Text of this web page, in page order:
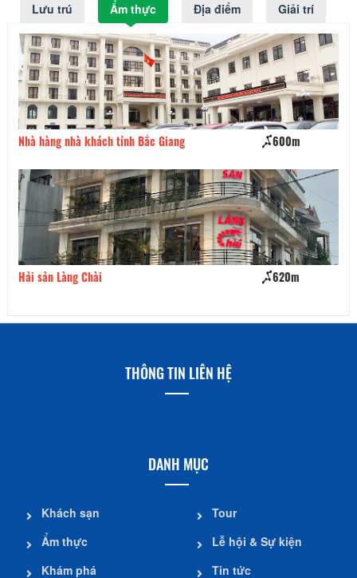
Lưu trú Ẩm thực Địa điểm Giải trí
Nhà hàng nhà khách tỉnh Bắc Giang 600m
Hải sản Làng Chài 620m
THÔNG TIN LIÊN HỆ
DANH MỤC
Khách sạn
Ẩm thực
Khám phá
Tour
Lễ hội & Sự kiện
Tin tức